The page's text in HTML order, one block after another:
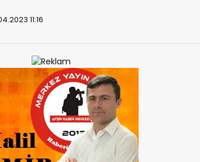
11:16